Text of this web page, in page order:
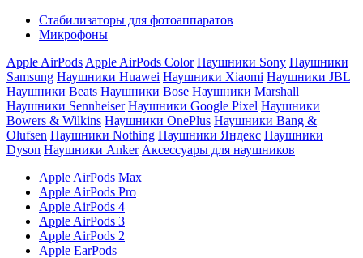
Стабилизаторы для фотоаппаратов
Микрофоны
Apple AirPods Apple AirPods Color Наушники Sony Наушники
Samsung Наушники Huawei Наушники Xiaomi Наушники JBL
Наушники Beats Наушники Bose Наушники Marshall
Наушники Sennheiser Наушники Google Pixel Наушники
Bowers & Wilkins Наушники OnePlus Наушники Bang &
Olufsen Наушники Nothing Наушники Яндекс Наушники
Dyson Наушники Anker Аксессуары для наушников
Apple AirPods Max
Apple AirPods Pro
Apple AirPods 4
Apple AirPods 3
Apple AirPods 2
Apple EarPods